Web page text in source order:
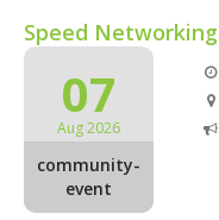
Speed Networking
07
Aug 2026
community-
event